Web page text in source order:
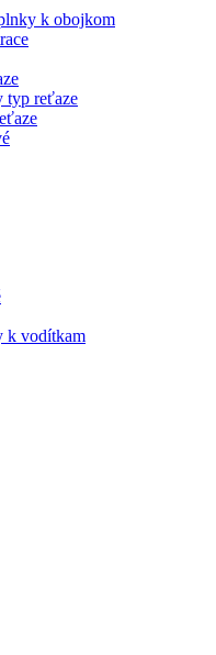
k obojkom
typ reťaze
k vodítkam